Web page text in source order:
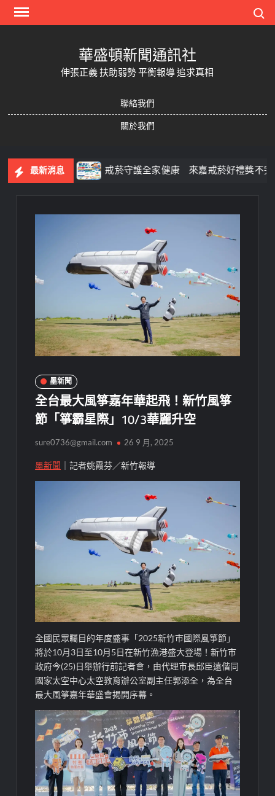
Skip
華盛頓新聞通訊社
伸張正義 扶助弱勢 平衡報導 追求真相
聯絡我們
關於我們
最新消息
一次玩 戒菸守護全家健康 來嘉戒菸好禮獎不完
墨新聞
全台最大風箏嘉年華起飛！新竹風箏
節「箏霸星際」10/3華麗升空
sure0736@gmail.com 26 9 月, 2025
墨新聞 ｜記者姚霞芬／新竹報導
全國民眾矚目的年度盛事「2025新竹市國際風箏節」
將於10月3日至10月5日在新竹漁港盛大登場！新竹市
政府今(25)日舉辦行前記者會，由代理市長邱臣遠偕同
國家太空中心太空教育辦公室副主任郭添全，為全台
最大風箏嘉年華盛會揭開序幕。